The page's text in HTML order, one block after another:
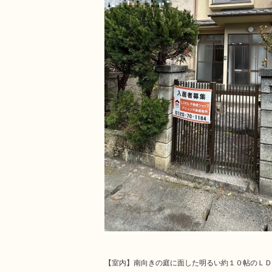
【室内】南向きの庭に面した明るい約１０帖のＬ